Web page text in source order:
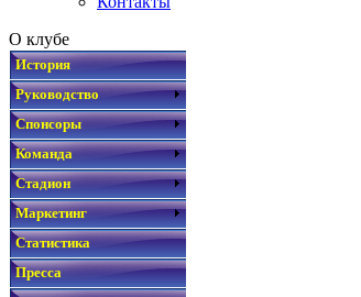
О клубе
История
Руководство
Спонсоры
Команда
Стадион
Маркетинг
Статистика
Пресса